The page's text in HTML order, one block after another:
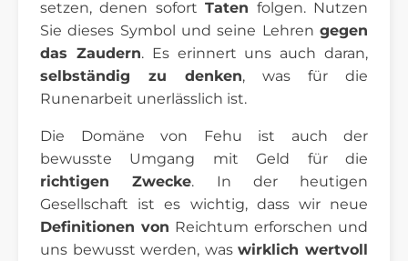
setzen, denen sofortTaten folgen. Nutzen
Sie dieses Symbol und seine Lehren gegen
das Zaudern. Es erinnert uns auch daran,
selbständig zu denken, was für die
Runenarbeit unerlässlich ist.
Die Domäne von Fehu ist auch der
bewusste Umgang mit Geld für die
richtigen Zwecke. In der heutigen
Gesellschaft ist es wichtig, dass wir neue
Definitionen von Reichtum erforschen und
uns bewusst werden, waswirklich wertvoll